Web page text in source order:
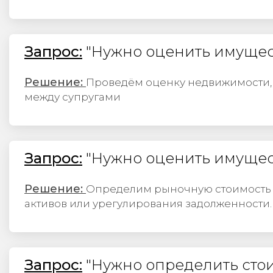
Запрос: "Нужно оценить
Решение: Проведём оценку недвижимости,
между супругами
Запрос: "Нужно оценить
Решение: Определим рыночную стоимость
активов или урегулирования задолженности.​​​​​​​
Запрос: "Нужно определить